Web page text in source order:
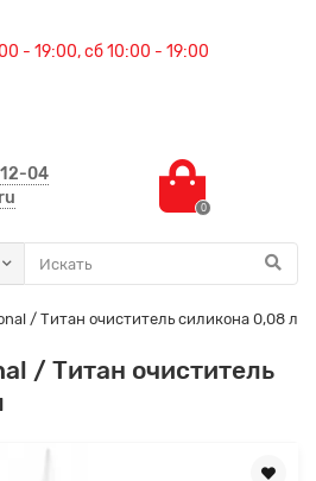
- 19:00, сб 10:00 - 19:00
04
0
/ Титан очиститель силикона 0,08 л
/ Титан очиститель